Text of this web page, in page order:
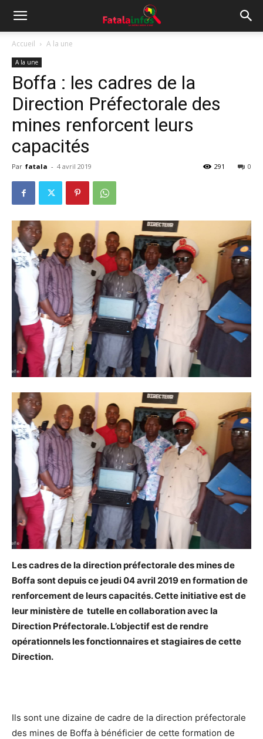
Accueil A la une
A la une
Boffa : les cadres de la
Direction Préfectorale des
mines renforcent leurs
capacités
Par fatala - 4 avril 2019 0
291
Les cadres de la direction préfectorale des mines de
Boffa sont depuis ce jeudi 04 avril 2019 en formation de
renforcement de leurs capacités. Cette initiative est de
leur ministère de tutelle en collaboration avec la
Direction Préfectorale. L’objectif est de rendre
opérationnels les fonctionnaires et stagiaires de cette
Direction.
Ils sont une dizaine de cadre de la direction préfectorale
des mines de Boffa à bénéficier de cette formation de